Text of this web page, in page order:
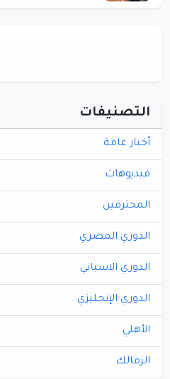
التصنيفات
أخبار عامة
فيديوهات
المحترفين
الدوري المصري
الدوري الاسباني
الدوري الإنجليزي
الأهلي
الزمالك